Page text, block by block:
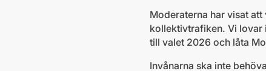
Moderaterna har visat
kollektivtrafiken. Vi lovar
till valet 2026 och låta
Invånarna ska inte